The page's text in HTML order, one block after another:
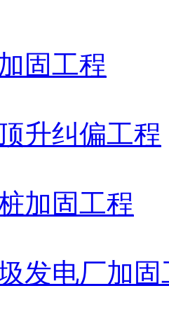
固工程
升纠偏工程
加固工程
发电厂加固